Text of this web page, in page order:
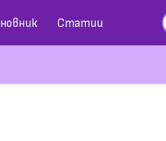
Статии